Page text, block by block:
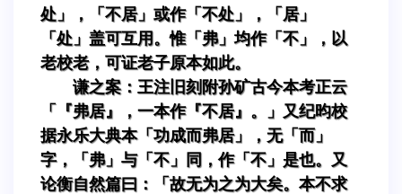
处」，「不居」或作「不处」，「居」
「处」盖可互用。惟「弗」均作「不」，以
老校老，可证老子原本如此。
谦之案：王注旧刻附孙矿古今本考正云
「『弗居』，一本作『不居』。」又纪昀校
据永乐大典本「功成而弗居」，无「而」
字，「弗」与「不」同，作「不」是也。又
论衡自然篇曰：「故无为之为大矣。本不求